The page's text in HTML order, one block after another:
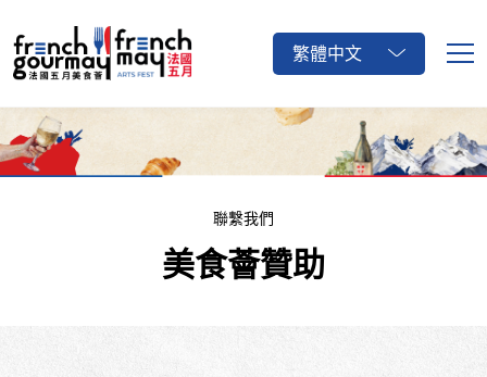
繁體中文
聯繫我們
美食薈贊助